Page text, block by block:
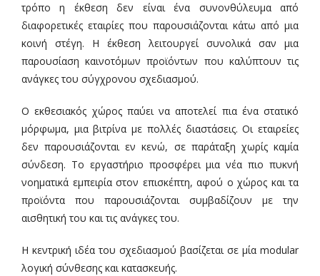
τρόπο η έκθεση δεν είναι ένα συνονθύλευμα από
διαφορετικές εταιρίες που παρουσιάζονται κάτω από μια
κοινή στέγη. Η έκθεση λειτουργεί συνολικά σαν μια
παρουσίαση καινοτόμων προϊόντων που καλύπτουν τις
ανάγκες του σύγχρονου σχεδιασμού.
Ο εκθεσιακός χώρος παύει να αποτελεί πια ένα στατικό
μόρφωμα, μια βιτρίνα με πολλές διαστάσεις. Οι εταιρείες
δεν παρουσιάζονται εν κενώ, σε παράταξη χωρίς καμία
σύνδεση. Το εργαστήριο προσφέρει μια νέα πιο πυκνή
νοηματικά εμπειρία στον επισκέπτη, αφού ο χώρος και τα
προϊόντα που παρουσιάζονται συμβαδίζουν με την
αισθητική του και τις ανάγκες του.
Η κεντρική ιδέα του σχεδιασμού βασίζεται σε μία modular
λογική σύνθεσης και κατασκευής.